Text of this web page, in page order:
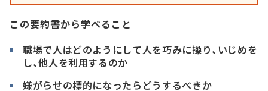
この要約書から学べること
職場で人はどのようにして人を巧みに操り、いじめを
し、他人を利用するのか
嫌がらせの標的になったらどうするべきか